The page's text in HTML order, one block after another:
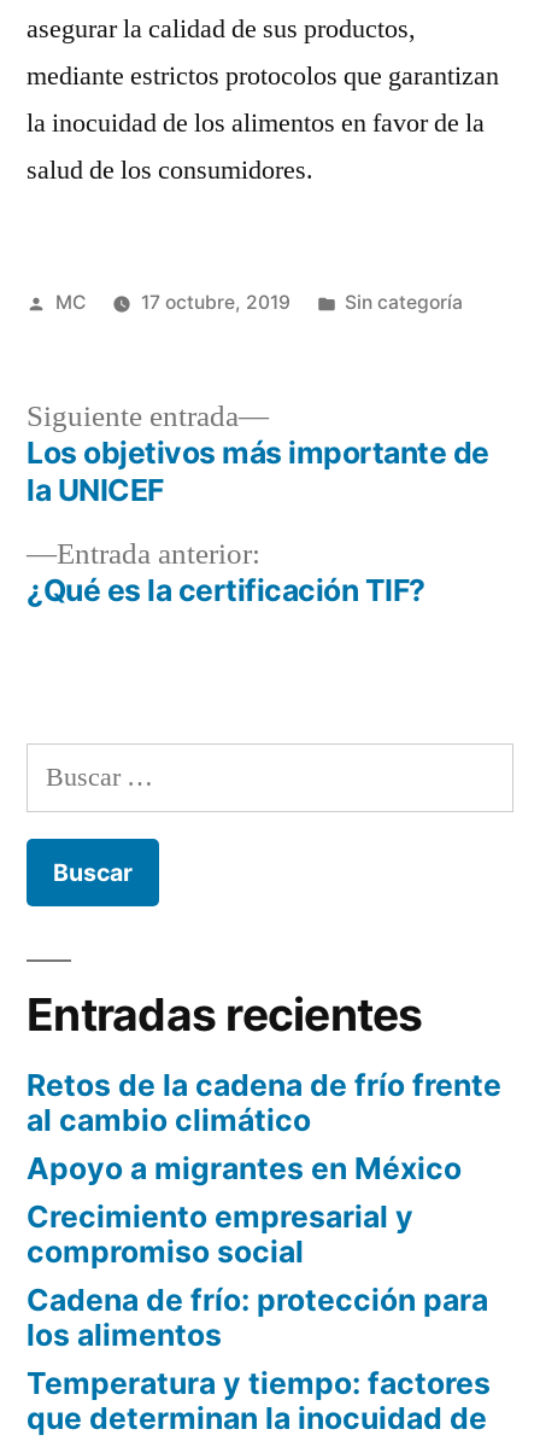
asegurar la calidad de sus productos,
mediante estrictos protocolos que garantizan
la inocuidad de los alimentos en favor de la
salud de los consumidores.
Publicado
MC 17 octubre, 2019
Publicada
Sin categoría
Navegación
entradas
Entrada anterior:
anterior:
¿Qué es la certificación TIF?
Siguiente entrada
Siguiente
entrada:
Los objetivos más importante de
la UNICEF
Buscar:
Entradas recientes
Retos de la cadena de frío frente
al cambio climático
Apoyo a migrantes en México
Crecimiento empresarial y
compromiso social
Cadena de frío: protección para
los alimentos
Temperatura y tiempo: factores
que determinan la inocuidad de